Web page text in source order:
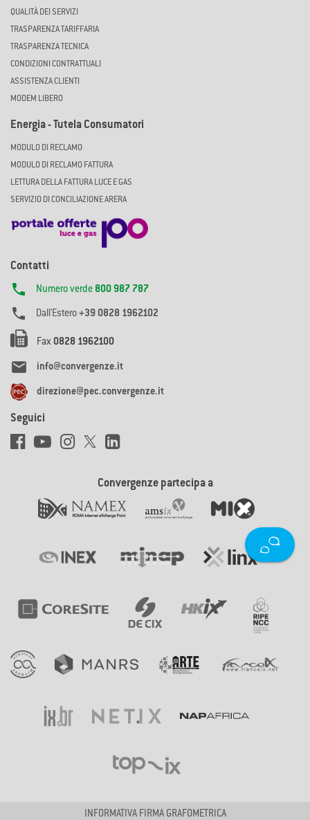
QUALITÀ DEI SERVIZI
TRASPARENZA TARIFFARIA
TRASPARENZA TECNICA
CONDIZIONI CONTRATTUALI
ASSISTENZA CLIENTI
MODEM LIBERO
Energia - Tutela Consumatori
MODULO DI RECLAMO
MODULO DI RECLAMO FATTURA
LETTURA DELLA FATTURA LUCE E GAS
SERVIZIO DI CONCILIAZIONE ARERA
Contatti
 Numero verde 800 987 787
 Dall'Estero +39 0828 1962102
Fax 0828 1962100
 info@convergenze.it
direzione@pec.convergenze.it
Seguici
Convergenze partecipa a
INFORMATIVA FIRMA GRAFOMETRICA